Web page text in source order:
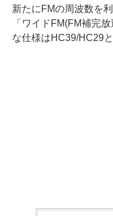
新たにFMの周波数を
「ワイドFM(FM補完
な仕様はHC39/HC29と